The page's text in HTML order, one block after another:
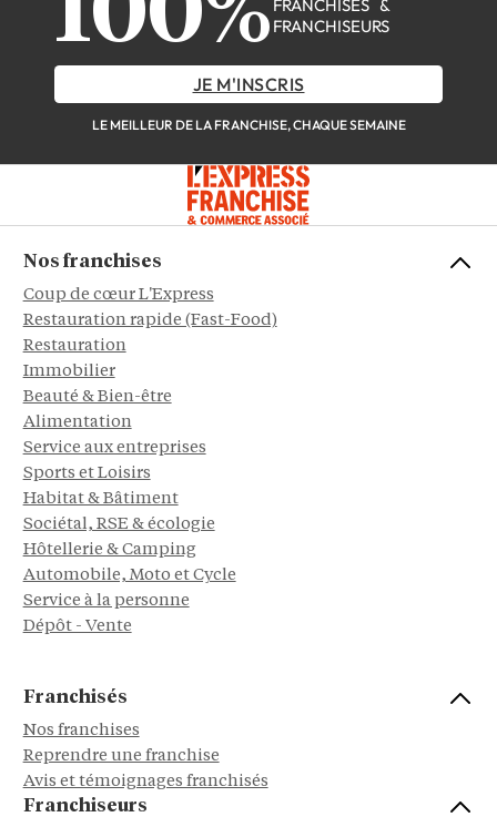
FRANCHISÉS &
FRANCHISEURS
JE M'INSCRIS
LE MEILLEUR DE LA FRANCHISE, CHAQUE SEMAINE
Nos franchises
Coup de cœur L'Express
Restauration rapide (Fast-Food)
Restauration
Immobilier
Beauté & Bien-être
Alimentation
Service aux entreprises
Sports et Loisirs
Habitat & Bâtiment
Sociétal, RSE & écologie
Hôtellerie & Camping
Automobile, Moto et Cycle
Service à la personne
Dépôt - Vente
Franchisés
Nos franchises
Reprendre une franchise
Avis et témoignages franchisés
Franchiseurs